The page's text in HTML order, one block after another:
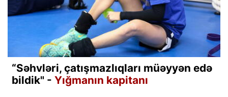
“Səhvləri, çatışmazlıqları müəyyən edə
bildik" - Yığmanın kapitanı